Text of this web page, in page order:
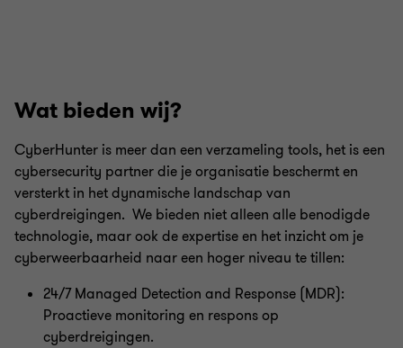
Wat bieden wij?
CyberHunter is meer dan een verzameling tools, het is een
cybersecurity partner die je organisatie beschermt en
versterkt in het dynamische landschap van
cyberdreigingen. We bieden niet alleen alle benodigde
technologie, maar ook de expertise en het inzicht om je
cyberweerbaarheid naar een hoger niveau te tillen:
24/7 Managed Detection and Response (MDR):
Proactieve monitoring en respons op
cyberdreigingen.